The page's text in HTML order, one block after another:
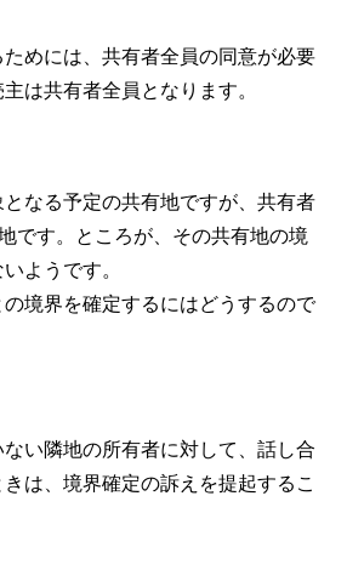
めには、共有者全員の同意が必要
は共有者全員となります。
なる予定の共有地ですが、共有者
です。ところが、その共有地の境
ようです。
境界を確定するにはどうするので
い隣地の所有者に対して、話し合
は、境界確定の訴えを提起するこ